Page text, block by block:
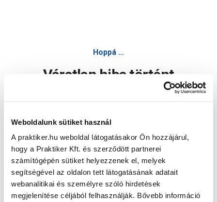
Weboldalunk sütiket használ
A praktiker.hu weboldal látogatásakor Ön hozzájárul,
hogy a Praktiker Kft. és szerződött partnerei
számítógépén sütiket helyezzenek el, melyek
segítségével az oldalon tett látogatásának adatait
webanalitikai és személyre szóló hirdetések
megjelenítése céljából felhasználják. Bővebb információ
Hoppá ...
Váratlan hiba történt
Oldal újratöltése